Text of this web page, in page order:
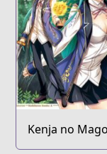
Kenja no